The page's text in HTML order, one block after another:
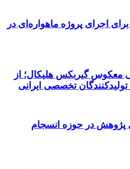
برای اجرای پروژه ماهواره‌ای در
گیربکس هلیکال؛ از
۲۵ سال پژوهش در حوزه انسجام